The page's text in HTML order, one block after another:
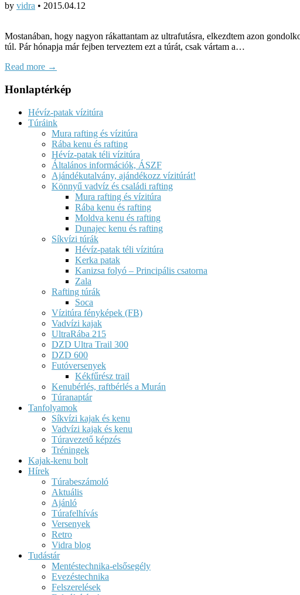
by vidra • 2015.04.12
Mostanában, hogy nagyon rákattantam az ultrafutásra, elkezdtem azon
túl. Pár hónapja már fejben terveztem ezt a túrát, csak vártam a…
Read more →
Honlaptérkép
Hévíz-patak vízitúra
Túráink
Mura rafting és vízitúra
Rába kenu és rafting
Hévíz-patak téli vízitúra
Általános információk, ÁSZF
Ajándékutalvány, ajándékozz vízitúrát!
Könnyű vadvíz és családi rafting
Mura rafting és vízitúra
Rába kenu és rafting
Moldva kenu és rafting
Dunajec kenu és rafting
Síkvízi túrák
Hévíz-patak téli vízitúra
Kerka patak
Kanizsa folyó – Principális csatorna
Zala
Rafting túrák
Soca
Vízitúra fényképek (FB)
Vadvízi kajak
UltraRába 215
DZD Ultra Trail 300
DZD 600
Futóversenyek
Kékfűrész trail
Kenubérlés, raftbérlés a Murán
Túranaptár
Tanfolyamok
Síkvízi kajak és kenu
Vadvízi kajak és kenu
Túravezető képzés
Tréningek
Kajak-kenu bolt
Hírek
Túrabeszámoló
Aktuális
Ajánló
Túrafelhívás
Versenyek
Retro
Vidra blog
Tudástár
Mentéstechnika-elsősegély
Evezéstechnika
Felszerelések